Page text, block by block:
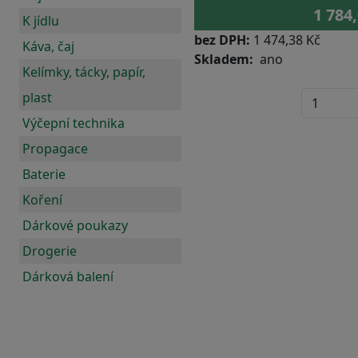
K jídlu
Káva, čaj
Kelímky, tácky, papír,
plast
Výčepní technika
Propagace
Baterie
Koření
Dárkové poukazy
Drogerie
Dárková balení
1
bez DPH: 1 474,38 Kč
Skladem
ano